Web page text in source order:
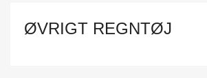
ØVRIGT REGNTØJ